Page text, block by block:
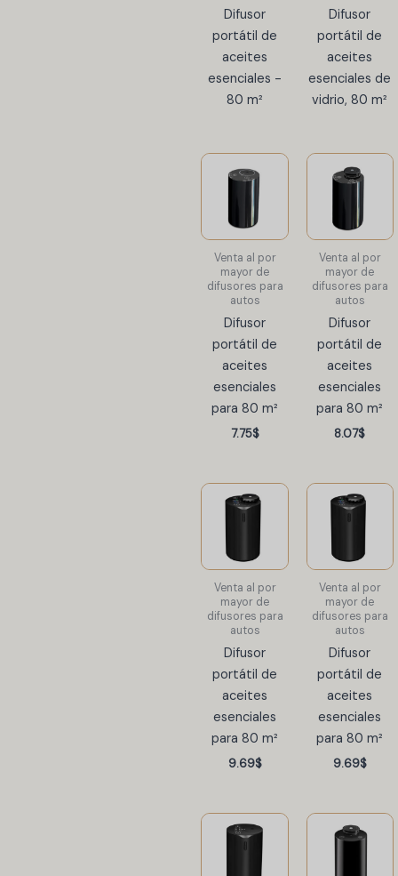
Difusor
portátil de
aceites
esenciales -
80 m²
Difusor
portátil de
aceites
esenciales de
vidrio, 80 m²
Venta al por
mayor de
difusores para
autos
Difusor
portátil de
aceites
esenciales
para 80 m²
7.75$
Venta al por
mayor de
difusores para
autos
Difusor
portátil de
aceites
esenciales
para 80 m²
8.07$
Venta al por
mayor de
difusores para
autos
Difusor
portátil de
aceites
esenciales
para 80 m²
9.69$
Venta al por
mayor de
difusores para
autos
Difusor
portátil de
aceites
esenciales
para 80 m²
9.69$